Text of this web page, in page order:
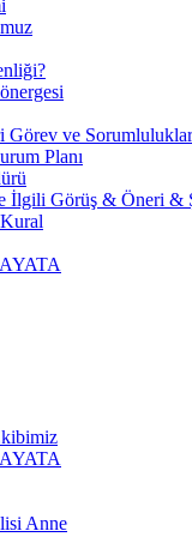
Görev ve
Planı
İlgili Görüş & Öneri &
Anne